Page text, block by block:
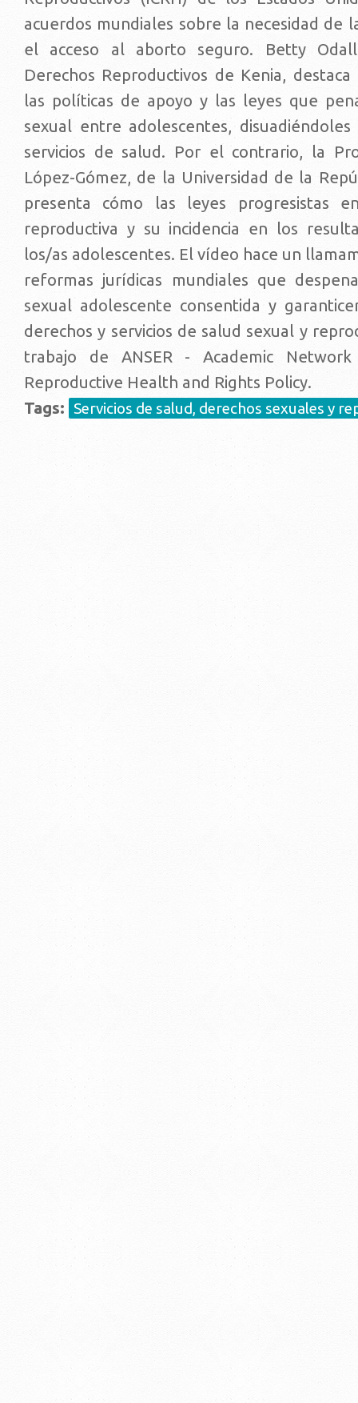
acuerdos mundiales sobre la necesidad de
el acceso al aborto seguro. Betty
Derechos Reproductivos de Kenia,
las políticas de apoyo y las leyes que
sexual entre adolescentes,
servicios de salud. Por el contrario, la
López-Gómez, de la Universidad de la
presenta cómo las leyes progresistas
reproductiva y su incidencia en los
los/as adolescentes. El vídeo hace un
reformas jurídicas mundiales que
sexual adolescente consentida y
derechos y servicios de salud sexual y
trabajo de ANSER - Academic
Reproductive Health and Rights Policy.
Tags: Servicios de salud, derechos sexuales y